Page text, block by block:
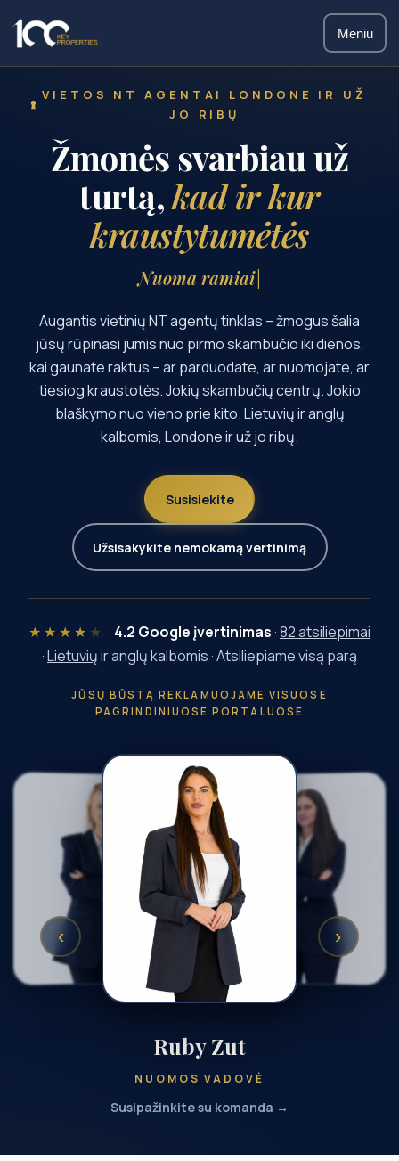
Meniu
VIETOS NT AGENTAI LONDONE IR UŽ
JO RIBŲ
Žmonės svarbiau už
turtą,kad ir kur
kraustytumėtės
Nuoma
Augantis vietinių NT agentų tinklas – žmogus šalia
jūsų rūpinasi jumis nuo pirmo skambučio iki dienos,
kai gaunate raktus – ar parduodate, ar nuomojate, ar
tiesiog kraustotės. Jokių skambučių centrų. Jokio
blaškymo nuo vieno prie kito. Lietuvių ir anglų
kalbomis, Londone ir už jo ribų.
Susisiekite
Užsisakykite nemokamą vertinimą
★★★★ ★ 4.2 Google įvertinimas ·82atsiliepimai
·Lietuviųir anglų kalbomis · Atsiliepiame visą parą
JŪSŲ BŪSTĄ REKLAMUOJAME VISUOSE
PAGRINDINIUOSE PORTALUOSE
‹ ›
Ruby Zut
NUOMOS VADOVĖ
Susipažinkite su komanda →